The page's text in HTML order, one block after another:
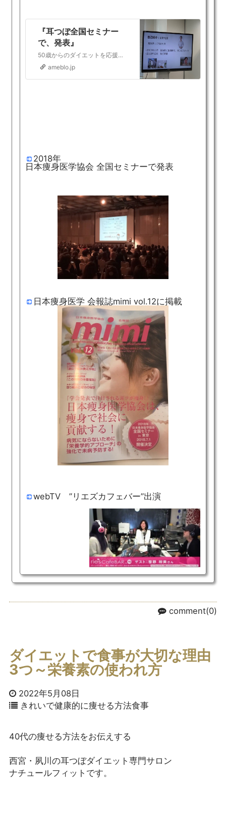
『耳つぼ全国セミナー
で、発表』
50歳からのダイエットを応援する西宮・夙川の美脚&耳つぼダイエット専門ボディサロン ナチュールフィット の笹野裕美です。昨日、耳つぼダイエットの全国セミナーが…
ameblo.jp
2018年
日本痩身医学協会 全国セミナーで発表
日本痩身医学 会報誌mimi vol.12に掲載
webTV ”リエズカフェバー”出演
comment(0)
ダイエットで食事が大切な理由
3つ～栄養素の使われ方
2022年5月08日
きれいで健康的に痩せる方法食事
40代の痩せる方法をお伝えする
西宮・夙川の耳つぼダイエット専門サロン
ナチュールフィットです。